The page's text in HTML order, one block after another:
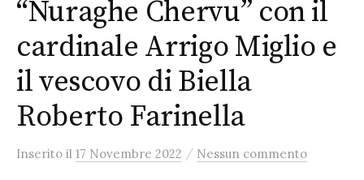
“Nuraghe Chervu” con il
cardinale Arrigo Miglio e
il vescovo di Biella
Roberto Farinella
Inserito il 17 Novembre 2022 / Nessun commento